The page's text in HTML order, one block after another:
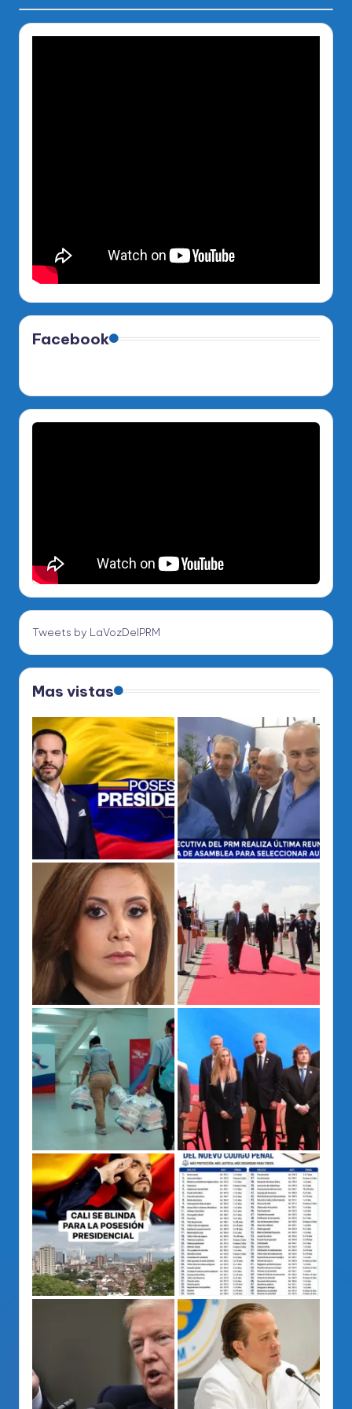
Facebook
Tweets by LaVozDelPRM
Mas vistas